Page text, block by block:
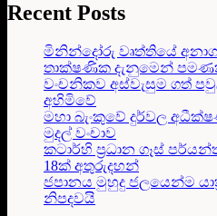
Recent Posts
මිනින්දෝරු වෘත්තියේ
තාක්ෂණික දැනුමෙන්
වංචනිකව අස්වැසුම ගත්
අහිමිවේ
මහා බැංකුවේ දුර්වල
මුදල් වංචාව
කටාර්හි ප්‍රධාන ගෑස්
18ක් අතුරුදහන්
ජපානය මුහුදු ජලයෙන්ම
නිපදවයි